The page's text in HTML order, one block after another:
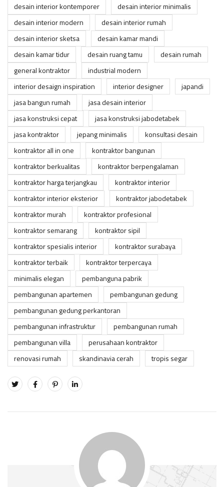
desain interior kontemporer
desain interior minimalis
desain interior modern
desain interior rumah
desain interior sketsa
desain kamar mandi
desain kamar tidur
desain ruang tamu
desain rumah
general kontraktor
industrial modern
interior desaign inspiration
interior designer
japandi
jasa bangun rumah
jasa desain interior
jasa konstruksi cepat
jasa konstruksi jabodetabek
jasa kontraktor
jepang minimalis
konsultasi desain
kontraktor all in one
kontraktor bangunan
kontraktor berkualitas
kontraktor berpengalaman
kontraktor harga terjangkau
kontraktor interior
kontraktor interior eksterior
kontraktor jabodetabek
kontraktor murah
kontraktor profesional
kontraktor semarang
kontraktor sipil
kontraktor spesialis interior
kontraktor surabaya
kontraktor terbaik
kontraktor terpercaya
minimalis elegan
pembanguna pabrik
pembangunan apartemen
pembangunan gedung
pembangunan gedung perkantoran
pembangunan infrastruktur
pembangunan rumah
pembangunan villa
perusahaan kontraktor
renovasi rumah
skandinavia cerah tropis segar